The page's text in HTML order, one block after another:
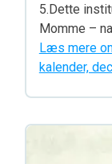
5.Dette
Momme –
Læs mere
kalender,